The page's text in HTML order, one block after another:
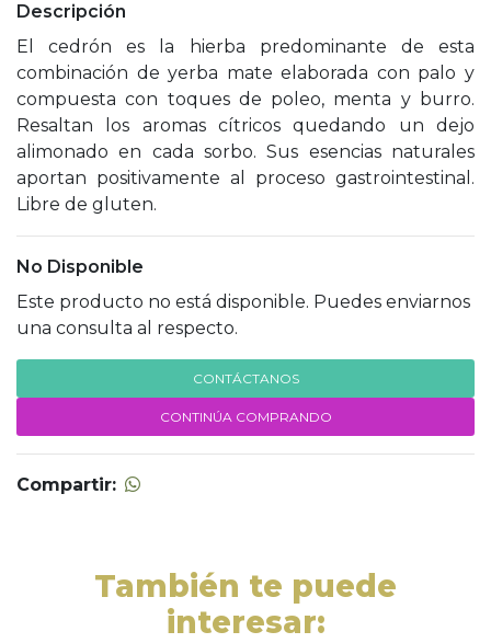
Descripción
El cedrón es la hierba predominante de esta
combinación de yerba mate elaborada con palo y
compuesta con toques de poleo, menta y burro.
Resaltan los aromas cítricos quedando un dejo
alimonado en cada sorbo. Sus esencias naturales
aportan positivamente al proceso gastrointestinal.
Libre de gluten.
No Disponible
Este producto no está disponible. Puedes enviarnos
una consulta al respecto.
CONTÁCTANOS
CONTINÚA COMPRANDO
Compartir:
También te puede
interesar: